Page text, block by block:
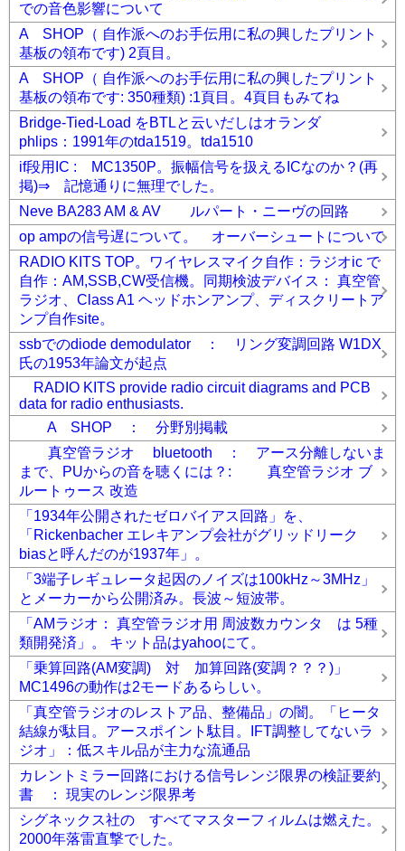
での音色影響について
A SHOP（ 自作派へのお手伝用に私の興したプリント
基板の領布です) 2頁目。
A SHOP（ 自作派へのお手伝用に私の興したプリント
基板の領布です: 350種類) :1頁目。4頁目もみてね
Bridge-Tied-Load をBTLと云いだしはオランダ
phlips：1991年のtda1519。tda1510
if段用IC : MC1350P。振幅信号を扱えるICなのか？(再
掲)⇒ 記憶通りに無理でした。
Neve BA283 AM & AV ルパート・ニーヴの回路
op ampの信号遅について。 オーバーシュートについて
RADIO KITS TOP。ワイヤレスマイク自作：ラジオic で
自作：AM,SSB,CW受信機。同期検波デバイス： 真空管
ラジオ、Class A1 ヘッドホンアンプ、ディスクリートア
ンプ自作site。
ssbでのdiode demodulator ： リング変調回路 W1DX
氏の1953年論文が起点
RADIO KITS provide radio circuit diagrams and PCB
data for radio enthusiasts.
A SHOP ： 分野別掲載
真空管ラジオ bluetooth ： アース分離しないま
まで、PUからの音を聴くには？: 真空管ラジオ ブ
ルートゥース 改造
「1934年公開されたゼロバイアス回路」を、
「Rickenbacher エレキアンプ会社がグリッドリーク
biasと呼んだのが1937年」。
「3端子レギュレータ起因のノイズは100kHz～3MHz」
とメーカーから公開済み。長波～短波帯。
「AMラジオ： 真空管ラジオ用 周波数カウンタ は 5種
類開発済」。 キット品はyahooにて。
「乗算回路(AM変調) 対 加算回路(変調？？？)」
MC1496の動作は2モードあるらしい。
「真空管ラジオのレストア品、整備品」の闇。「ヒータ
結線が駄目。アースポイント駄目。IFT調整してないラ
ジオ」：低スキル品が主力な流通品
カレントミラー回路における信号レンジ限界の検証要約
書 ： 現実のレンジ限界考
シグネックス社の すべてマスターフィルムは燃えた。
2000年落雷直撃でした。